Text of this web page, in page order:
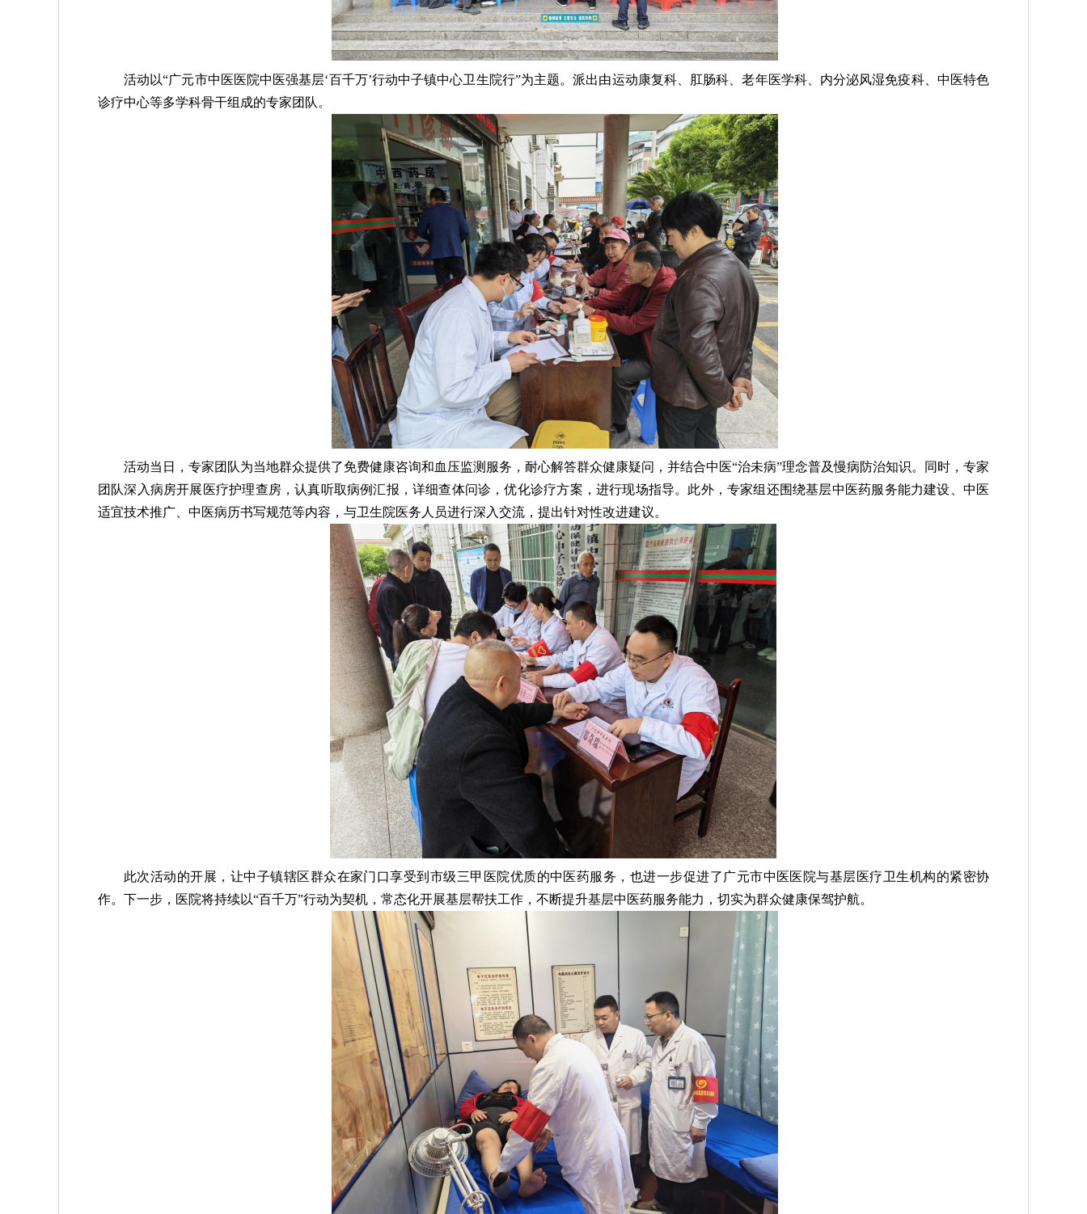
活动以“广元市中医医院中医强基层‘百千万’行动中子镇中心卫生院行”为主题。派出由运动康复科、肛肠科、老年医学科、内分泌风湿免疫科、中医特色
诊疗中心等多学科骨干组成的专家团队。
活动当日，专家团队为当地群众提供了免费健康咨询和血压监测服务，耐心解答群众健康疑问，并结合中医“治未病”理念普及慢病防治知识。同时，专家
团队深入病房开展医疗护理查房，认真听取病例汇报，详细查体问诊，优化诊疗方案，进行现场指导。此外，专家组还围绕基层中医药服务能力建设、中医
适宜技术推广、中医病历书写规范等内容，与卫生院医务人员进行深入交流，提出针对性改进建议。
此次活动的开展，让中子镇辖区群众在家门口享受到市级三甲医院优质的中医药服务，也进一步促进了广元市中医医院与基层医疗卫生机构的紧密协
作。下一步，医院将持续以“百千万”行动为契机，常态化开展基层帮扶工作，不断提升基层中医药服务能力，切实为群众健康保驾护航。